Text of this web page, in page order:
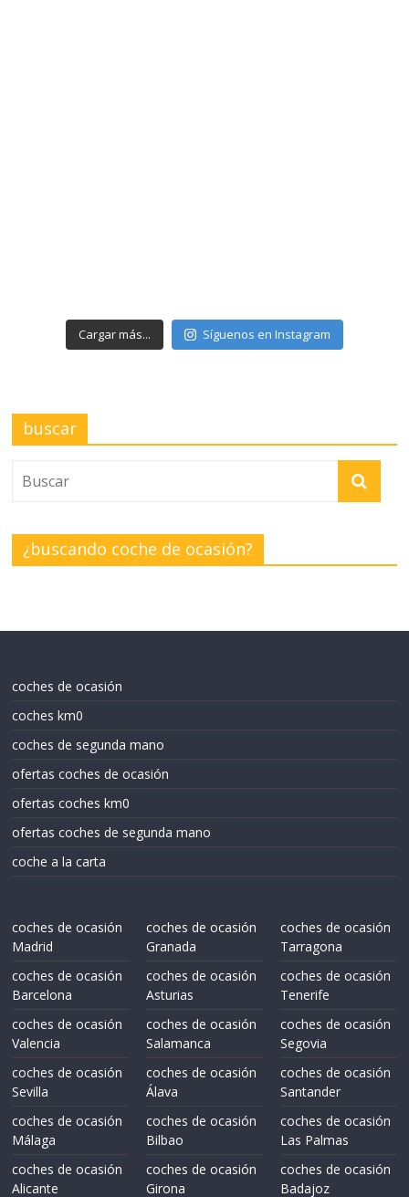
Cargar más... Síguenos en Instagram
buscar
¿buscando coche de ocasión?
coches de ocasión
coches km0
coches de segunda mano
ofertas coches de ocasión
ofertas coches km0
ofertas coches de segunda mano
coche a la carta
coches de ocasión
Madrid
coches de ocasión
Barcelona
coches de ocasión
Valencia
coches de ocasión
Sevilla
coches de ocasión
Málaga
coches de ocasión
Alicante
coches de ocasión
Granada
coches de ocasión
Asturias
coches de ocasión
Salamanca
coches de ocasión
Álava
coches de ocasión
Bilbao
coches de ocasión
Girona
coches de ocasión
Tarragona
coches de ocasión
Tenerife
coches de ocasión
Segovia
coches de ocasión
Santander
coches de ocasión
Las Palmas
coches de ocasión
Badajoz